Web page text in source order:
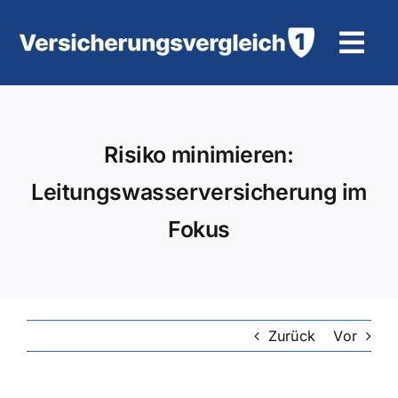
Inhalt
KFZ-VersicherungRisiko minimieren:
Leitungswasserversicherung im
Fokus
Zurück Vor